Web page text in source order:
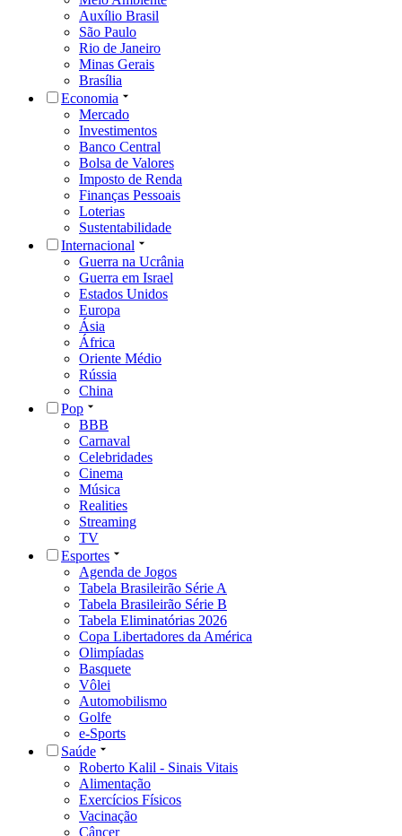
Auxílio Brasil
São Paulo
Rio de Janeiro
Minas Gerais
Brasília
Economia
Mercado
Investimentos
Banco Central
Bolsa de Valores
Imposto de Renda
Finanças Pessoais
Loterias
Sustentabilidade
Internacional
Guerra na Ucrânia
Guerra em Israel
Estados Unidos
Europa
Ásia
África
Oriente Médio
Rússia
China
Pop
BBB
Carnaval
Celebridades
Cinema
Música
Realities
Streaming
TV
Esportes
Agenda de Jogos
Tabela Brasileirão Série A
Tabela Brasileirão Série B
Tabela Eliminatórias 2026
Copa Libertadores da América
Olimpíadas
Basquete
Vôlei
Automobilismo
Golfe
e-Sports
Saúde
Roberto Kalil - Sinais Vitais
Alimentação
Exercícios Físicos
Vacinação
Câncer